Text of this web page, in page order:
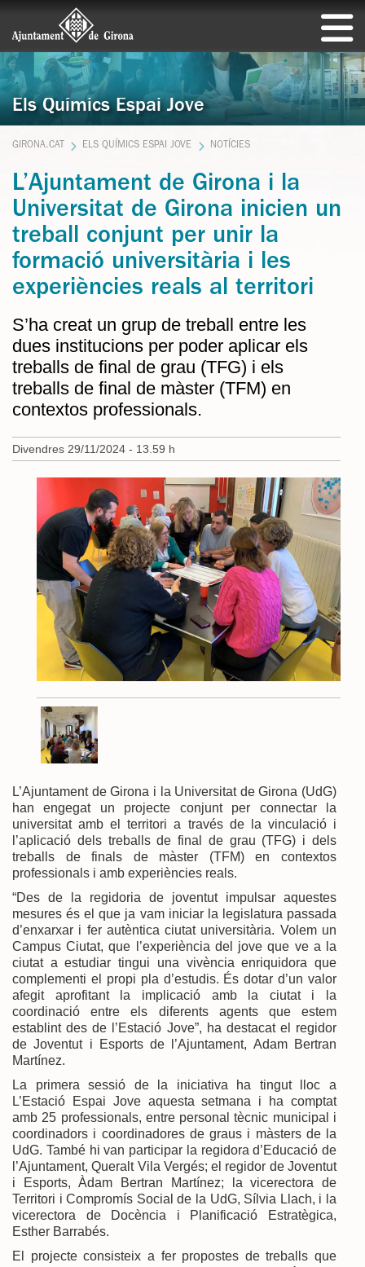
Els Químics Espai Jove
GIRONA.CAT ELS QUÍMICS ESPAI JOVE NOTÍCIES
L’Ajuntament de Girona i la
Universitat de Girona inicien un
treball conjunt per unir la
formació universitària i les
experiències reals al territori
S’ha creat un grup de treball entre les
dues institucions per poder aplicar els
treballs de final de grau (TFG) i els
treballs de final de màster (TFM) en
contextos professionals.
Divendres 29/11/2024 - 13.59 h
L’Ajuntament de Girona i la Universitat de Girona (UdG)
han engegat un projecte conjunt per connectar la
universitat amb el territori a través de la vinculació i
l’aplicació dels treballs de final de grau (TFG) i dels
treballs de finals de màster (TFM) en contextos
professionals i amb experiències reals.
“Des de la regidoria de joventut impulsar aquestes
mesures és el que ja vam iniciar la legislatura passada
d’enxarxar i fer autèntica ciutat universitària. Volem un
Campus Ciutat, que l’experiència del jove que ve a la
ciutat a estudiar tingui una vivència enriquidora que
complementi el propi pla d’estudis. És dotar d’un valor
afegit aprofitant la implicació amb la ciutat i la
coordinació entre els diferents agents que estem
establint des de l’Estació Jove”, ha destacat el regidor
de Joventut i Esports de l’Ajuntament, Adam Bertran
Martínez.
La primera sessió de la iniciativa ha tingut lloc a
L’Estació Espai Jove aquesta setmana i ha comptat
amb 25 professionals, entre personal tècnic municipal i
coordinadors i coordinadores de graus i màsters de la
UdG. També hi van participar la regidora d’Educació de
l’Ajuntament, Queralt Vila Vergés; el regidor de Joventut
i Esports, Àdam Bertran Martínez; la vicerectora de
Territori i Compromís Social de la UdG, Sílvia Llach, i la
vicerectora de Docència i Planificació Estratègica,
Esther Barrabés.
El projecte consisteix a fer propostes de treballs que